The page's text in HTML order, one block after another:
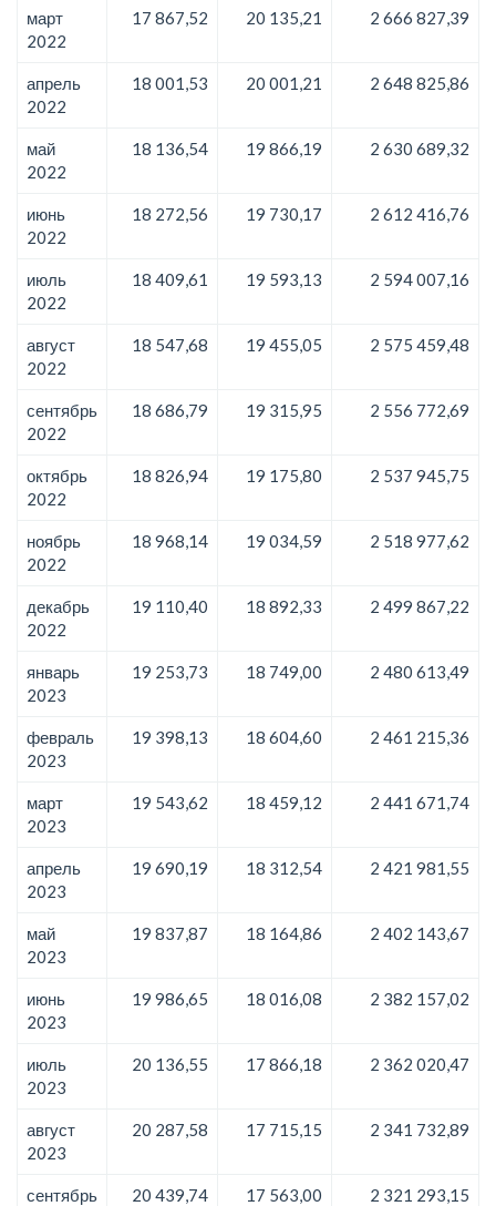
март
2022
17 867,52 20 135,21 2 666 827,39
апрель
2022
18 001,53 20 001,21 2 648 825,86
май
2022
18 136,54 19 866,19 2 630 689,32
июнь
2022
18 272,56 19 730,17 2 612 416,76
июль
2022
18 409,61 19 593,13 2 594 007,16
август
2022
18 547,68 19 455,05 2 575 459,48
сентябрь
2022
18 686,79 19 315,95 2 556 772,69
октябрь
2022
18 826,94 19 175,80 2 537 945,75
ноябрь
2022
18 968,14 19 034,59 2 518 977,62
декабрь
2022
19 110,40 18 892,33 2 499 867,22
январь
2023
19 253,73 18 749,00 2 480 613,49
февраль
2023
19 398,13 18 604,60 2 461 215,36
март
2023
19 543,62 18 459,12 2 441 671,74
апрель
2023
19 690,19 18 312,54 2 421 981,55
май
2023
19 837,87 18 164,86 2 402 143,67
июнь
2023
19 986,65 18 016,08 2 382 157,02
июль
2023
20 136,55 17 866,18 2 362 020,47
август
2023
20 287,58 17 715,15 2 341 732,89
сентябрь
20 439,74 17 563,00 2 321 293,15